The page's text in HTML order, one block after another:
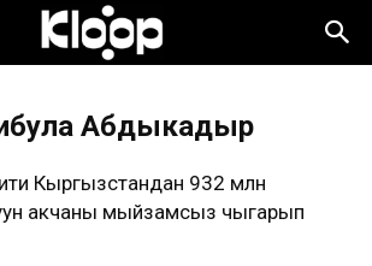
Абдыкадыр
Кыргызстандан 932 млн
акчаны мыйзамсыз чыгарып